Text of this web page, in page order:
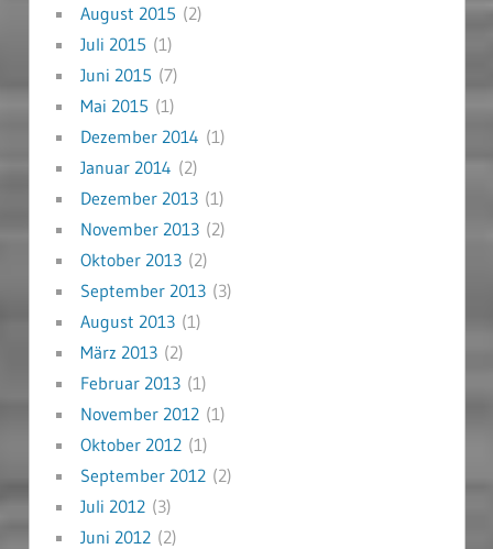
August 2015 (2)
Juli 2015 (1)
Juni 2015 (7)
Mai 2015 (1)
Dezember 2014 (1)
Januar 2014 (2)
Dezember 2013(1)
November 2013(2)
Oktober 2013(2)
September 2013(3)
August 2013(1)
März 2013(2)
Februar 2013(1)
November 2012(1)
Oktober 2012(1)
September 2012(2)
Juli 2012(3)
Juni 2012(2)